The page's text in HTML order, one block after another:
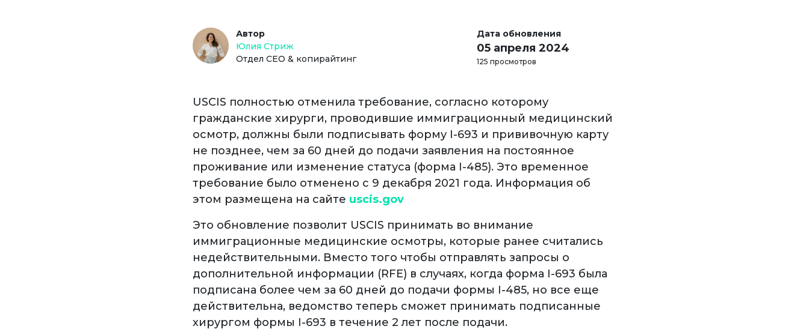
Автор
Юлия Стриж
Отдел СЕО & копирайтинг
Дата обновления
05 апреля 2024
125 просмотров
USCIS полностью отменила требование, согласно которому
гражданские хирурги, проводившие иммиграционный медицинский
осмотр, должны были подписывать форму I-693 и прививочную карту
не позднее, чем за 60 дней до подачи заявления на постоянное
проживание или изменение статуса (форма I-485). Это временное
требование было отменено с 9 декабря 2021 года. Информация об
этом размещена на сайте uscis.gov
Это обновление позволит USCIS принимать во внимание
иммиграционные медицинские осмотры, которые ранее считались
недействительными. Вместо того чтобы отправлять запросы о
дополнительной информации (RFE) в случаях, когда форма I-693 была
подписана более чем за 60 дней до подачи формы I-485, но все еще
действительна, ведомство теперь сможет принимать подписанные
хирургом формы I-693 в течение 2 лет после подачи.